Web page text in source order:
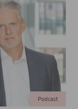
Podcast